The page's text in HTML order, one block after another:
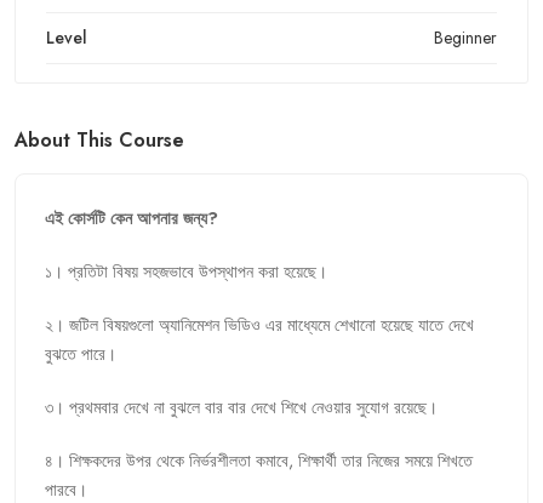
About This Course
এই কোর্সটি কেন আপনার জন্য?
১। প্রতিটা বিষয় সহজভাবে উপস্থাপন করা হয়েছে।
২। জটিল বিষয়গুলো অ্যানিমেশন ভিডিও এর মাধ্যেমে শেখানো হয়েছে যাতে দেখে
বুঝতে পারে।
৩। প্রথমবার দেখে না বুঝলে বার বার দেখে শিখে নেওয়ার সুযোগ রয়েছে।
৪। শিক্ষকদের উপর থেকে নির্ভরশীলতা কমাবে, শিক্ষার্থী তার নিজের সময়ে শিখতে
পারবে।
Level Beginner